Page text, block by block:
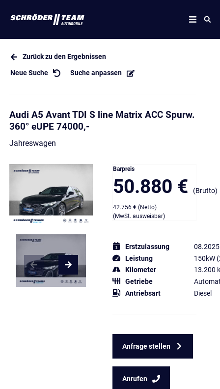
Zurück zu den Ergebnissen
Neue Suche Suche anpassen
Audi A5 Avant TDI S line Matrix ACC Spurw.
360° eUPE 74000,-
Jahreswagen
Barpreis
50.880 € (Brutto)
42.756 € (Netto)
(MwSt. ausweisbar)
Erstzulassung
08.2025
Leistung
150kW
Kilometer
13.200
Getriebe
Antriebsart
Diesel
Anfrage stellen
Anrufen